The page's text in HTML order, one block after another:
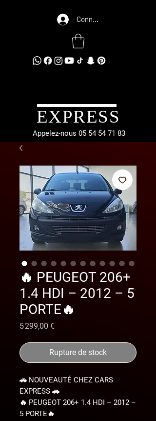
Connexion
EXPRESS
Appelez-nous 05 54 54 71 83
🔥 PEUGEOT 206+
1.4 HDI – 2012 – 5
PORTE🔥
5 299,00 €Prix
Rupture de stock
🚗 NOUVEAUTÉ CHEZ CARS
EXPRESS 🚗
🔥 PEUGEOT 206+ 1.4 HDI – 2012 –
5 PORTE🔥